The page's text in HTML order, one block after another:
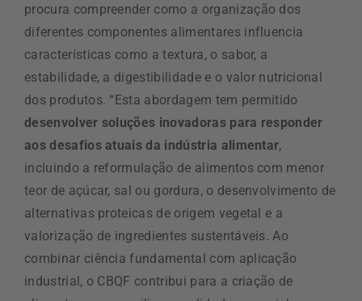
procura compreender como a organização dos
diferentes componentes alimentares influencia
características como a textura, o sabor, a
estabilidade, a digestibilidade e o valor nutricional
dos produtos. “Esta abordagem tem permitido
desenvolver soluções inovadoras para responder
aos desafios atuais da indústria alimentar,
incluindo a reformulação de alimentos com menor
teor de açúcar, sal ou gordura, o desenvolvimento de
alternativas proteicas de origem vegetal e a
valorização de ingredientes sustentáveis. Ao
combinar ciência fundamental com aplicação
industrial, o CBQF contribui para a criação de